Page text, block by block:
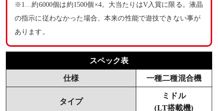
※1…約6000個は約1500個×4。大当たりはV入賞に限る。液晶
の指示に従わなかった場合、本来の性能で遊技できない事が
あります。
スペック表
仕様 一種二種混合機
タイプ
ミドル
(LT搭載機)